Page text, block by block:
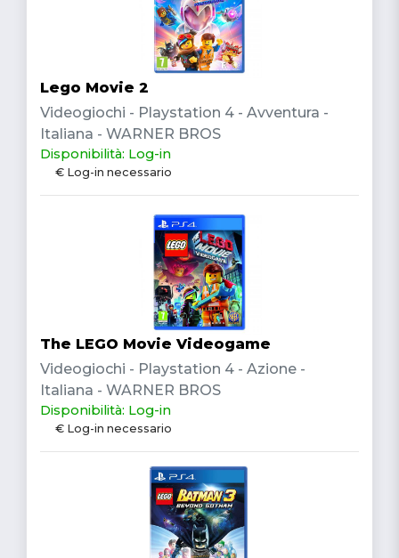
Lego Movie 2
Videogiochi - Playstation 4 - Avventura -
Italiana - WARNER BROS
Disponibilità: Log-in
€ Log-in necessario
The LEGO Movie Videogame
Videogiochi - Playstation 4 - Azione -
Italiana - WARNER BROS
Disponibilità: Log-in
€ Log-in necessario